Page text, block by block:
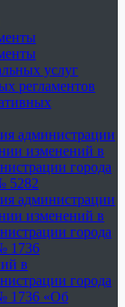
услуг
регламентов
администрации
изменений в
города
5282
администрации
изменений в
города
1736
в
города
1736 «Об